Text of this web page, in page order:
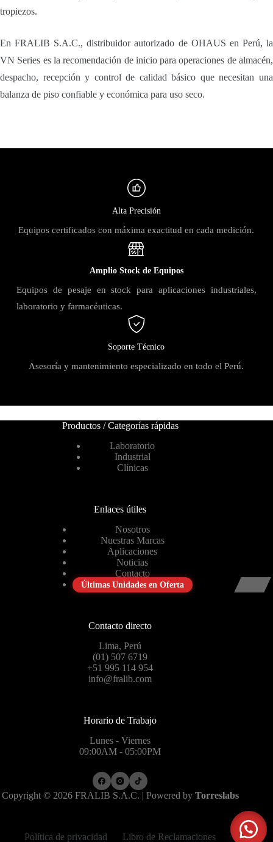
tropiezos.
En FRALIB S.A.C., distribuidor autorizado de OHAUS en Perú, la
VN Series es la recomendación de inicio para operaciones de almacén,
despacho, recepción y control de calidad básico que necesitan una
balanza de piso confiable y económica para uso seco.
Alta Precisión
Equipos certificados con máxima exactitud en cada medición.
Amplio Stock de Equipos
Equipos de pesaje en stock para aplicaciones industriales,
laboratorio y farmacéuticas.
Soporte Técnico
Asesoría y mantenimiento especializado en todo el Perú.
Productos / Categorías rápidas
Laboratorio
Industrial
Clínicas
Enlaces útiles
Nosotros
Nuestras Marcas
Aplicaciones
Noticias
Contacto
Últimas Unidades en Oferta
Contacto directo
Lima, Perú
(01) 507 6719
+51 995 114 954
info@fralib.com
Horario de Trabajo
Lunes - Viernes
09:00AM - 05:00PM
Copyright © 2026 FRALIB S.A.C. | Powered by Torreslabs
Política de privacidad Libro de Reclamaciones